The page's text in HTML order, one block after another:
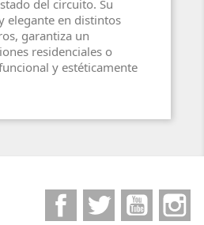
del circuito. Su
elegante en distintos
garantiza un
residenciales o
y estéticamente
FacebookTwitter YouTube